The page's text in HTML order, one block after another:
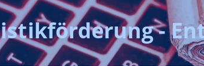
-